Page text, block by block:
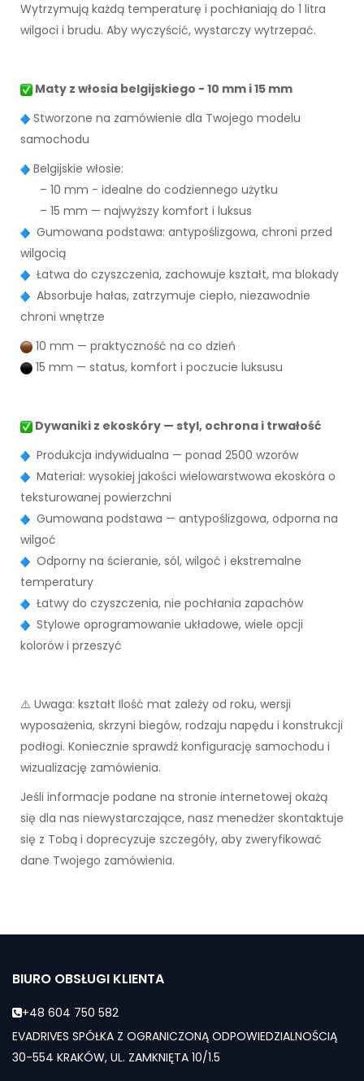
Wytrzymują każdą temperaturę i pochłaniają do 1 litra
wilgoci i brudu. Aby wyczyścić, wystarczy wytrzepać.
Maty z włosia belgijskiego - 10 mm i 15 mm
Stworzone na zamówienie dla Twojego modelu
samochodu
Belgijskie włosie:
– 10 mm - idealne do codziennego użytku
– 15 mm — najwyższy komfort i luksus
Gumowana podstawa: antypoślizgowa, chroni przed
wilgocią
Łatwa do czyszczenia, zachowuje kształt, ma blokady
Absorbuje hałas, zatrzymuje ciepło, niezawodnie
chroni wnętrze
10 mm — praktyczność na co dzień
15 mm — status, komfort i poczucie luksusu
Dywaniki z ekoskóry — styl, ochrona i trwałość
Produkcja indywidualna — ponad 2500 wzorów
Materiał: wysokiej jakości wielowarstwowa ekoskóra o
teksturowanej powierzchni
Gumowana podstawa — antypoślizgowa, odporna na
wilgoć
Odporny na ścieranie, sól, wilgoć i ekstremalne
temperatury
Łatwy do czyszczenia, nie pochłania zapachów
Stylowe oprogramowanie układowe, wiele opcji
kolorów i przeszyć
⚠️ Uwaga: kształt Ilość mat zależy od roku, wersji
wyposażenia, skrzyni biegów, rodzaju napędu i konstrukcji
podłogi. Koniecznie sprawdź konfigurację samochodu i
wizualizację zamówienia.
Jeśli informacje podane na stronie internetowej okażą
się dla nas niewystarczające, nasz menedżer skontaktuje
się z Tobą i doprecyzuje szczegóły, aby zweryfikować
dane Twojego zamówienia.
BIURO OBSŁUGI KLIENTA
+48 604 750 582
EVADRIVES SPÓŁKA Z OGRANICZONĄ ODPOWIEDZIALNOŚCIĄ
30-554 KRAKÓW, UL. ZAMKNIĘTA 10/1.5